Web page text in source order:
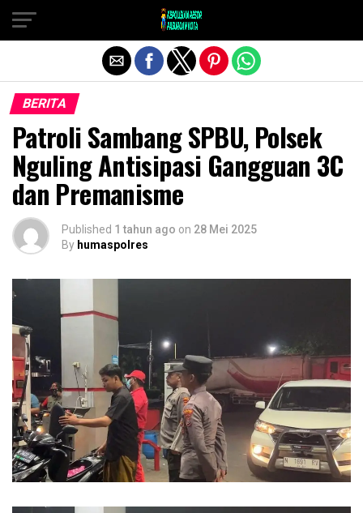
BERITA
Patroli Sambang SPBU, Polsek
Nguling Antisipasi Gangguan 3C
dan Premanisme
Published 1 tahun ago on 28 Mei 2025
By humaspolres
Exit mobile version